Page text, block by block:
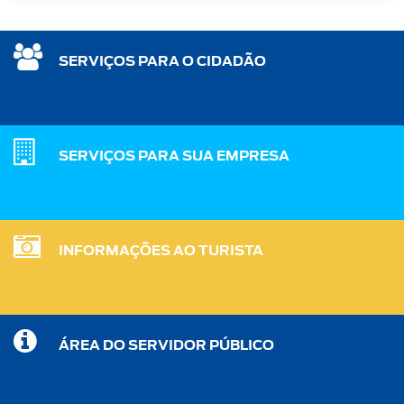
SERVIÇOS PARA O CIDADÃO
SERVIÇOS PARA SUA EMPRESA
INFORMAÇÕES AO TURISTA
ÁREA DO SERVIDOR PÚBLICO